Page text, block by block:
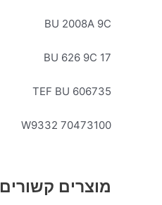
BU 2008A 9C
BU 626 9C 17
TEF BU 606735
70473100 W9332
מוצרים קשורים